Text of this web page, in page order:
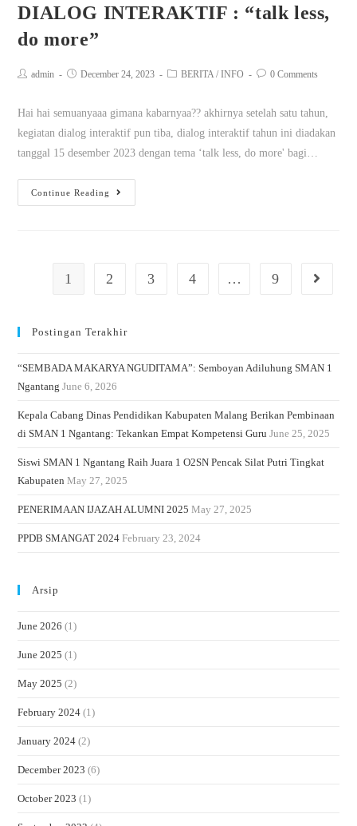
DIALOG INTERAKTIF : “talk less,
do more”
admin December 24, 2023 BERITA / INFO 0 Comments
Hai hai semuanyaaa gimana kabarnyaa?? akhirnya setelah satu tahun,
kegiatan dialog interaktif pun tiba, dialog interaktif tahun ini diadakan
tanggal 15 desember 2023 dengan tema ‘talk less, do more' bagi…
Continue Reading
1 2 3 4 … 9
Postingan Terakhir
“SEMBADA MAKARYA NGUDITAMA”: Semboyan Adiluhung SMAN 1
Ngantang June 6, 2026
Kepala Cabang Dinas Pendidikan Kabupaten Malang Berikan Pembinaan
di SMAN 1 Ngantang: Tekankan Empat Kompetensi Guru June 25, 2025
Siswi SMAN 1 Ngantang Raih Juara 1 O2SN Pencak Silat Putri Tingkat
Kabupaten May 27, 2025
PENERIMAAN IJAZAH ALUMNI 2025 May 27, 2025
PPDB SMANGAT 2024 February 23, 2024
Arsip
June 2026 (1)
June 2025 (1)
May 2025 (2)
February 2024 (1)
January 2024 (2)
December 2023 (6)
October 2023 (1)